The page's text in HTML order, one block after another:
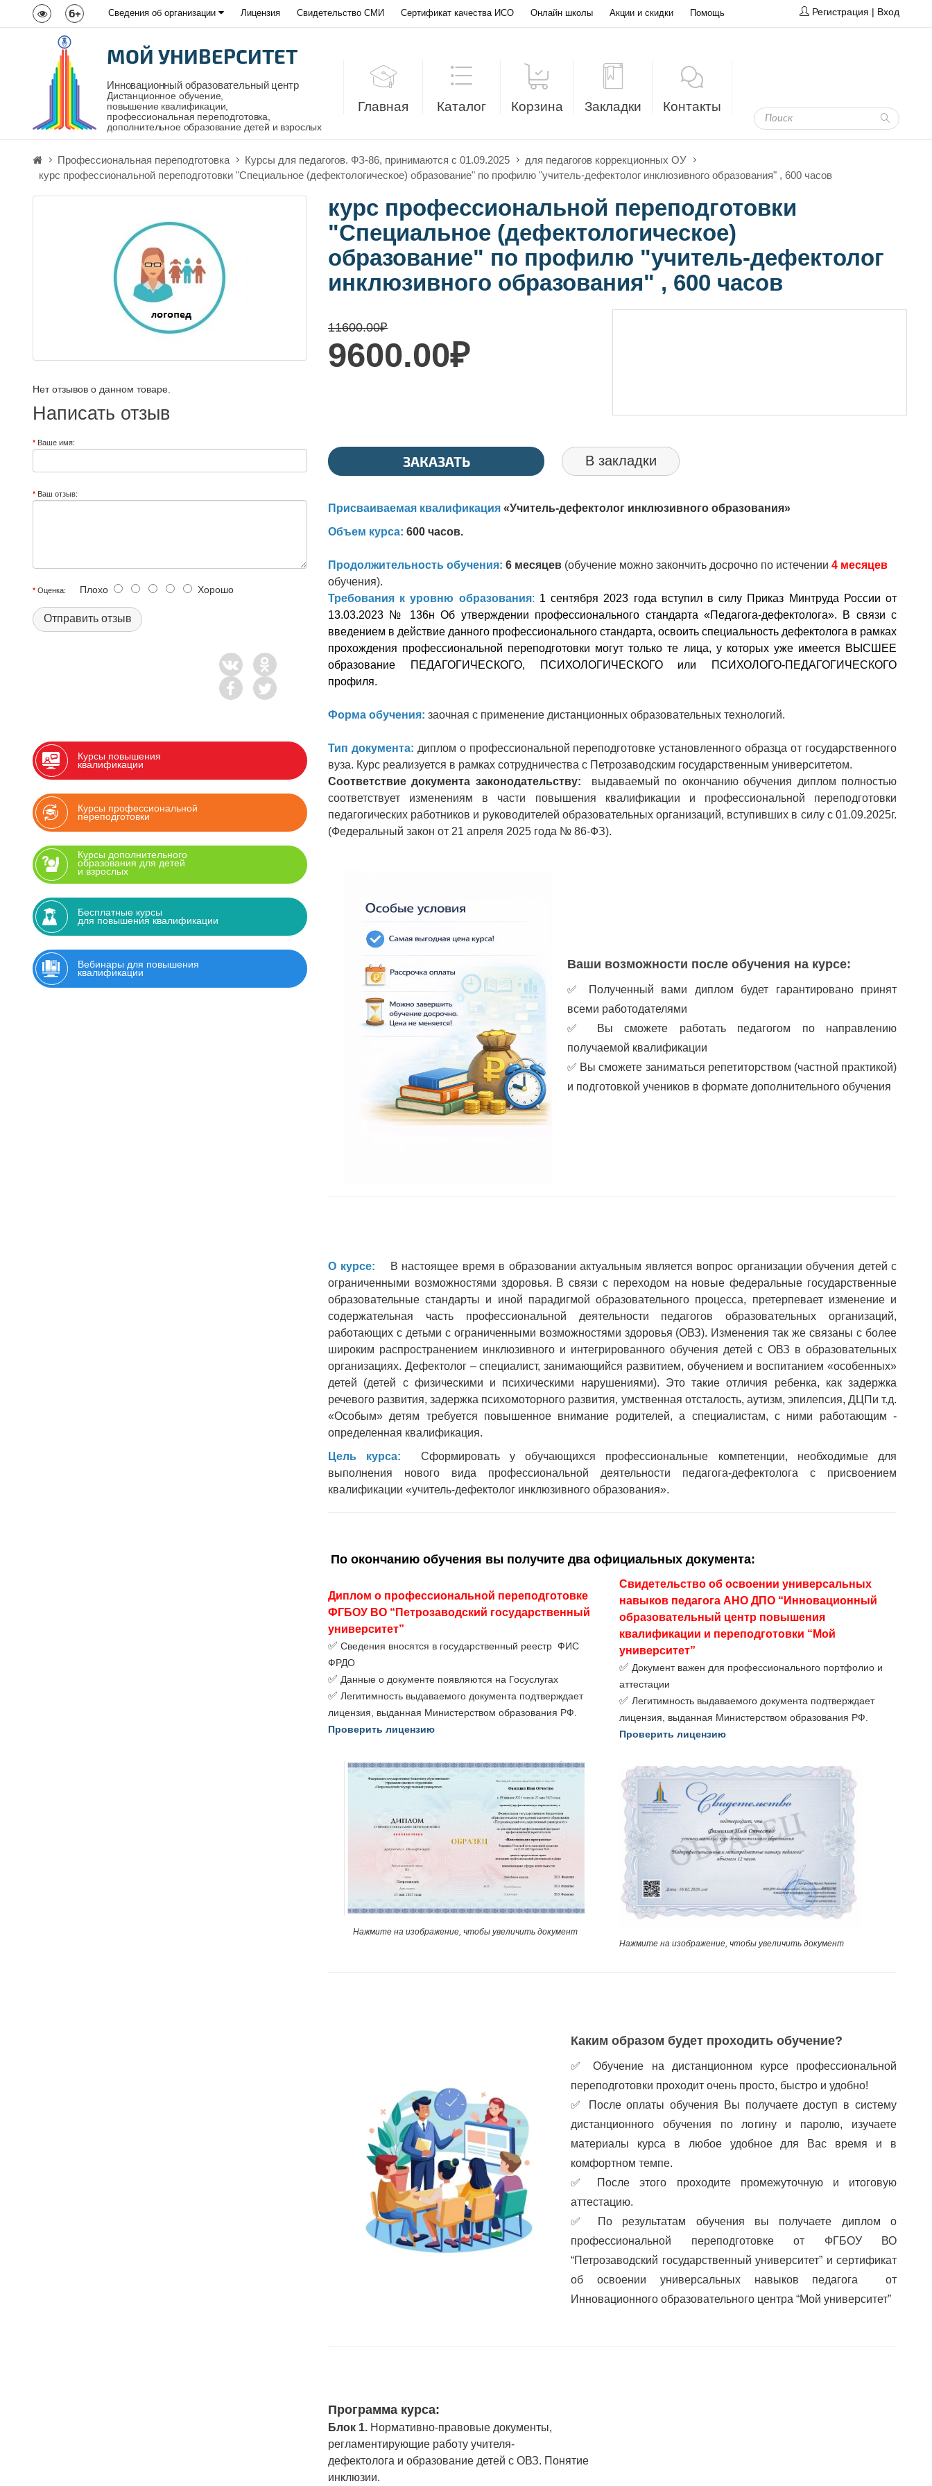
6+ Сведения об организации Лицензия Свидетельство СМИ Сертификат качества ИСО Онлайн школы Акции и скидки Помощь Регистрация | Вход
МОЙ УНИВЕРСИТЕТ
Инновационный образовательный центр
Дистанционное обучение,
повышение квалификации,
профессиональная переподготовка,
дополнительное образование детей и взрослых
Главная Каталог Корзина Закладки Контакты
Профессиональная переподготовка Курсы для педагогов. ФЗ-86, принимаются с 01.09.2025
для педагогов коррекционных ОУ
курс профессиональной переподготовки "Специальное (дефектологическое) образование" по профилю "учитель-дефектолог инклюзивного образования" , 600 часов
Нет отзывов о данном товаре.
Написать отзыв
Ваше имя:
Ваш отзыв:
Оценка: Плохо Хорошо
Отправить отзыв
Курсы повышения
квалификации
Курсы профессиональной
переподготовки
Курсы дополнительного
образования для детей
и взрослых
Бесплатные курсы
для повышения квалификации
Вебинары для повышения
квалификации
курс профессиональной переподготовки
"Специальное (дефектологическое)
образование" по профилю "учитель-дефектолог
инклюзивного образования" , 600 часов
11600.00₽
9600.00₽
ЗАКАЗАТЬ В закладки
Присваиваемая квалификация «Учитель-дефектолог инклюзивного образования»
Объем курса: 600 часов.
Продолжительность обучения: 6 месяцев (обучение можно закончить досрочно по истечении 4 месяцев
обучения).
Требования к уровню образования: 1 сентября 2023 года вступил в силу Приказ Минтруда России от
13.03.2023 № 136н Об утверждении профессионального стандарта «Педагога-дефектолога». В связи с
введением в действие данного профессионального стандарта, освоить специальность дефектолога в рамках
прохождения профессиональной переподготовки могут только те лица, у которых уже имеется ВЫСШЕЕ
образование ПЕДАГОГИЧЕСКОГО, ПСИХОЛОГИЧЕСКОГО или ПСИХОЛОГО-ПЕДАГОГИЧЕСКОГО
профиля.
Форма обучения: заочная с применение дистанционных образовательных технологий.
Тип документа: диплом о профессиональной переподготовке установленного образца от государственного
вуза. Курс реализуется в рамках сотрудничества с Петрозаводским государственным университетом.
Соответствие документа законодательству: выдаваемый по окончанию обучения диплом полностью
соответствует изменениям в части повышения квалификации и профессиональной переподготовки
педагогических работников и руководителей образовательных организаций, вступивших в силу с 01.09.2025г.
(Федеральный закон от 21 апреля 2025 года № 86-ФЗ).
Ваши возможности после обучения на курсе:
✅
Полученный вами диплом будет гарантировано принят
всеми работодателями
✅
Вы сможете работать педагогом по направлению
получаемой квалификации
✅ Вы сможете заниматься репетиторством (частной практикой)
и подготовкой учеников в формате дополнительного обучения
О курсе:
В настоящее время в образовании актуальным является вопрос организации обучения детей с
ограниченными возможностями здоровья. В связи с переходом на новые федеральные государственные
образовательные стандарты и иной парадигмой образовательного процесса, претерпевает изменение и
содержательная часть профессиональной деятельности педагогов образовательных организаций,
работающих с детьми с ограниченными возможностями здоровья (ОВЗ). Изменения так же связаны с более
широким распространением инклюзивного и интегрированного обучения детей с ОВЗ в образовательных
организациях. Дефектолог – специалист, занимающийся развитием, обучением и воспитанием «особенных»
детей (детей с физическими и психическими нарушениями). Это такие отличия ребенка, как задержка
речевого развития, задержка психомоторного развития, умственная отсталость, аутизм, эпилепсия, ДЦПи т.д.
«Особым» детям требуется повышенное внимание родителей, а специалистам, с ними работающим -
определенная квалификация.
Цель курса:
Сформировать у обучающихся профессиональные компетенции, необходимые для
выполнения нового вида профессиональной деятельности педагога-дефектолога с присвоением
квалификации «учитель-дефектолог инклюзивного образования».
По окончанию обучения вы получите два официальных документа:
Диплом о профессиональной переподготовке
ФГБОУ ВО “Петрозаводский государственный
университет”
✅ Сведения вносятся в государственный реестр ФИС
ФРДО
✅ Данные о документе появляются на Госуслугах
✅ Легитимность выдаваемого документа подтверждает
лицензия, выданная Министерством образования РФ.
Проверить лицензию
Нажмите на изображение, чтобы увеличить документ
Свидетельство об освоении универсальных
навыков педагога АНО ДПО “Инновационный
образовательный центр повышения
квалификации и переподготовки “Мой
университет”
✅ Документ важен для профессионального портфолио и
аттестации
✅ Легитимность выдаваемого документа подтверждает
лицензия, выданная Министерством образования РФ.
Проверить лицензию
Нажмите на изображение, чтобы увеличить документ
Каким образом будет проходить обучение?
✅Обучение на дистанционном курсе профессиональной
переподготовки проходит очень просто, быстро и удобно!
✅
После оплаты обучения Вы получаете доступ в систему
дистанционного обучения по логину и паролю, изучаете
материалы курса в любое удобное для Вас время и в
комфортном темпе.
✅
После этого проходите промежуточную и итоговую
аттестацию.
✅
По результатам обучения вы получаете диплом о
профессиональной переподготовке от ФГБОУ ВО
“Петрозаводский государственный университет” и сертификат
об освоении универсальных навыков педагога от
Инновационного образовательного центра “Мой университет”
Программа курса:
Блок 1. Нормативно-правовые документы,
регламентирующие работу учителя-
дефектолога и образование детей с ОВЗ. Понятие
инклюзии.